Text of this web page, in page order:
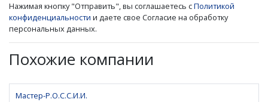
Нажимая кнопку "Отправить", вы соглашаетесь сПолитикой
конфиденциальности и даете свое Согласие на обработку
персональных данных.
Похожие компании
Мастер-Р.О.С.С.И.И.